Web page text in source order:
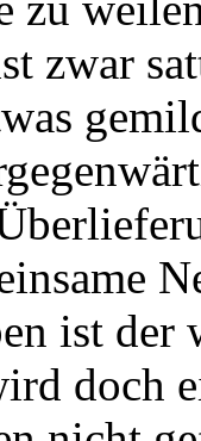
zwar
ist
doch